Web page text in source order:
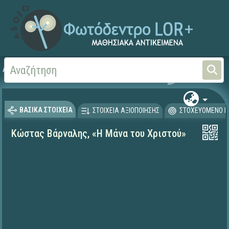
Αρχική Γλώσσα και Λογοτεχνία
ΒΑΣΙΚΑ ΣΤΟΙΧΕΙΑ ΣΤΟΙΧΕΙΑ ΑΞΙΟΠΟΙΗΣΗΣ ΣΤΟΧΕΥΟΜΕΝΟ
Κώστας Βάρναλης, «Η Μάνα του Χριστού»